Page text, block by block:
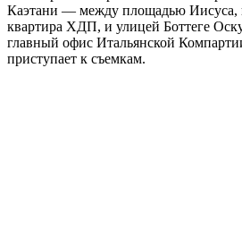
Каэтани — между площадью Иисуса,
квартира ХДП, и улицей Боттеге
главный офис Итальянской
приступает к съемкам.